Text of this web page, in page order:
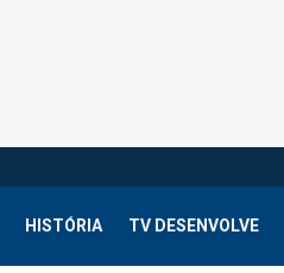
HISTÓRIA TV DESENVOLVE